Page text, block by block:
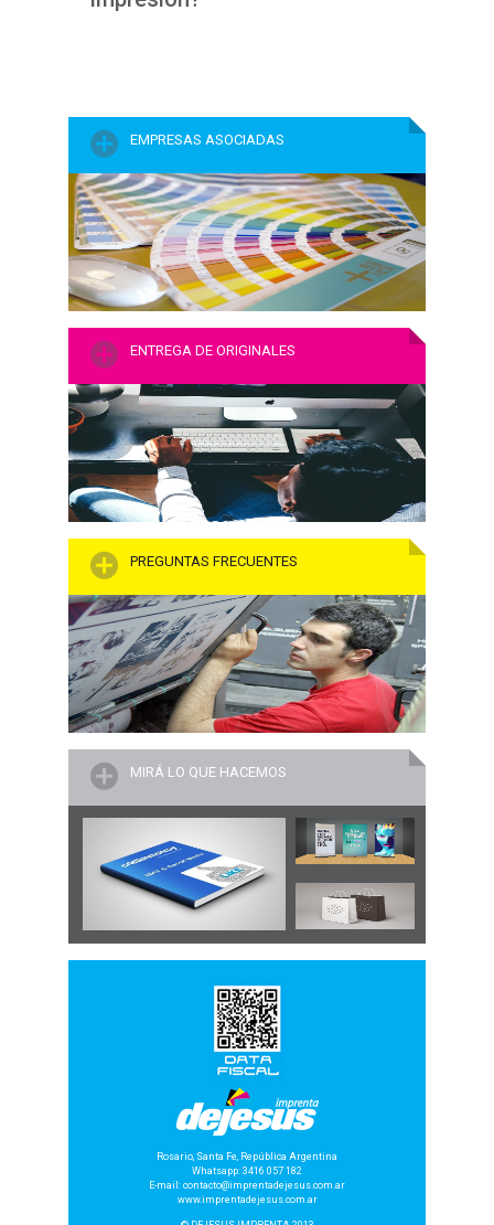
EMPRESAS ASOCIADAS
ENTREGA DE ORIGINALES
PREGUNTAS FRECUENTES
MIRÁ LO QUE HACEMOS
Rosario, Santa Fe, República Argentina
Whatsapp: 3416 057 182
E-mail: contacto@imprentadejesus.com.ar
www.imprentadejesus.com.ar